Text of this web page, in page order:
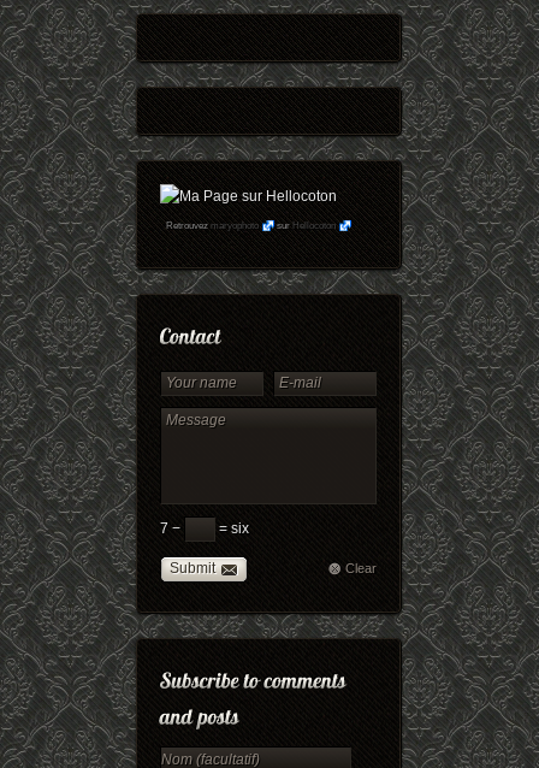
Retrouvezmaryophoto surHellocoton
7 − = six
Submit Clear